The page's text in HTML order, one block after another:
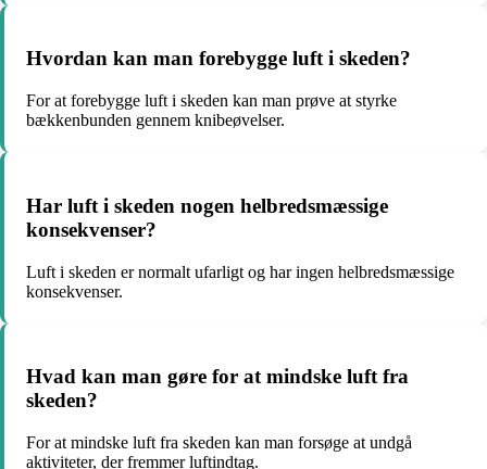
Hvordan kan man forebygge luft i skeden?
For at forebygge luft i skeden kan man prøve at styrke
bækkenbunden gennem knibeøvelser.
Har luft i skeden nogen helbredsmæssige
konsekvenser?
Luft i skeden er normalt ufarligt og har ingen helbredsmæssige
konsekvenser.
Hvad kan man gøre for at mindske luft fra
skeden?
For at mindske luft fra skeden kan man forsøge at undgå
aktiviteter, der fremmer luftindtag.